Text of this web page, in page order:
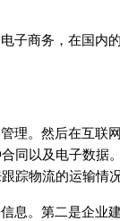
子商务，在国内
理。然后在互联
同以及电子数据
踪物流的运输情况
息。第二是企业